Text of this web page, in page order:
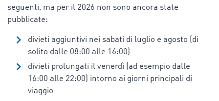
seguenti, ma per il 2026 non sono ancora state
pubblicate:
divieti aggiuntivi nei sabati di luglio e agosto (di
solito dalle 08:00 alle 16:00)
divieti prolungati il venerdì (ad esempio dalle
16:00 alle 22:00) intorno ai giorni principali di
viaggio